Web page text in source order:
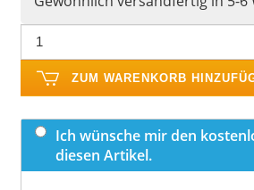
ZUM WARENKORB
Ich wünsche mir den
diesen Artikel.